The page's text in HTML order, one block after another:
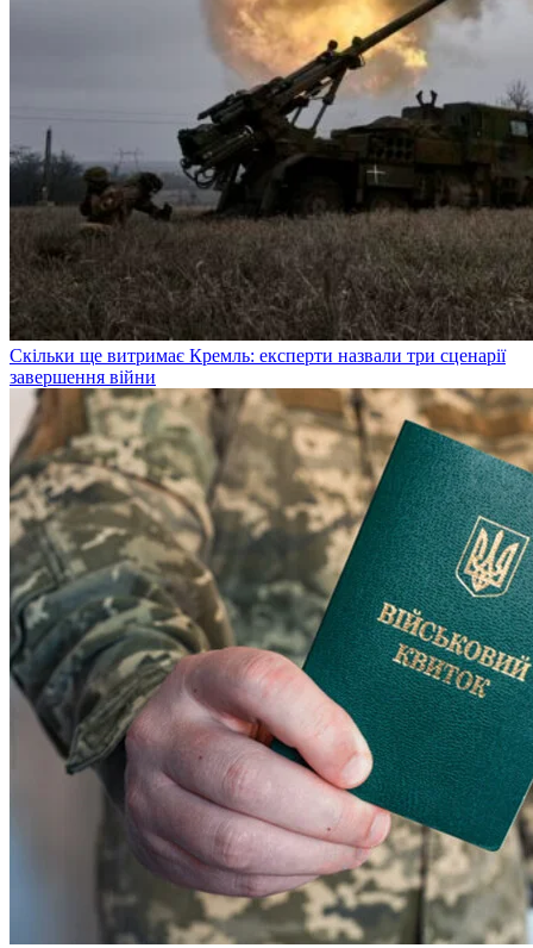
Скільки ще витримає Кремль: експерти назвали три сценарії
завершення війни